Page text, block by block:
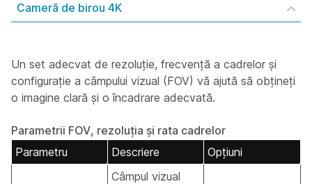
Cameră de birou 4K
Un set adecvat de rezoluție, frecvență a cadrelor și
configurație a câmpului vizual (FOV) vă ajută să obțineți
o imagine clară și o încadrare adecvată.
Parametrii FOV, rezoluția și rata cadrelor
Parametru
Descriere Opţiuni
Câmpul vizual